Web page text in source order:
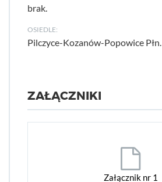
brak.
OSIEDLE:
Pilczyce-Kozanów-Popowice Płn.
ZAŁĄCZNIKI
Załącznik nr 1